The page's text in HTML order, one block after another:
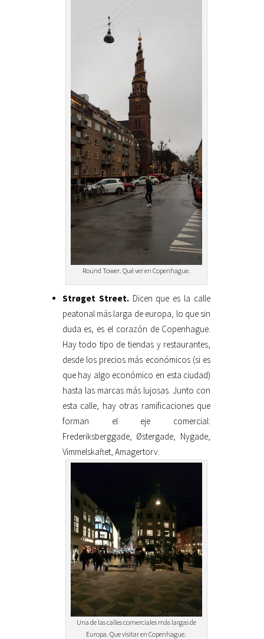
Round Tower. Qué ver en Copenhague.
Strøget Street.Dicen que es la calle
peatonal más larga de europa, lo que sin
duda es, es el corazón de Copenhague.
Hay todo tipo de tiendas y restaurantes,
desde los precios más económicos (si es
que hay algo económico en esta ciudad)
hasta las marcas más lujosas. Junto con
esta calle, hay otras ramificaciones que
forman el eje comercial:
Frederiksberggade, Østergade, Nygade,
Vimmelskaftet, Amagertorv.
Una de las calles comerciales más largas de
Europa. Que visitar en Copenhague.